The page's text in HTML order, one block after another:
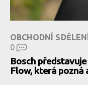
OBCHODNÍ
0
Bosch
Flow, která pozná